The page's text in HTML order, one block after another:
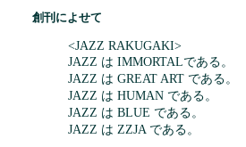
創刊によせて
<JAZZ RAKUGAKI>
JAZZ は IMMORTALである。
JAZZ は GREAT ART である。
JAZZ は HUMAN である。
JAZZ は BLUE である。
JAZZ は ZZJA である。